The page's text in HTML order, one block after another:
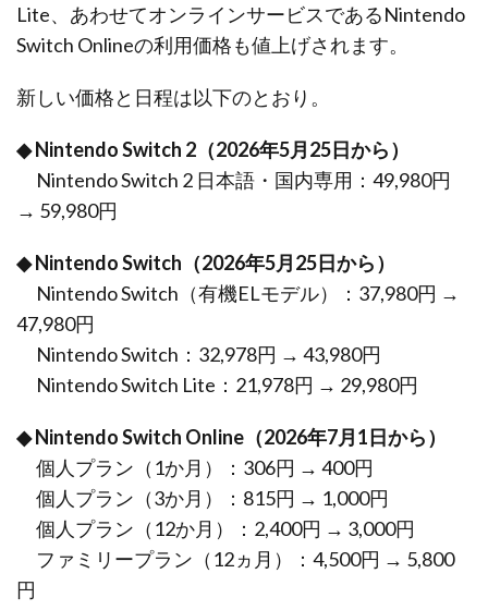
Lite、あわせてオンラインサービスであるNintendo
Switch Onlineの利用価格も値上げされます。
新しい価格と日程は以下のとおり。
◆ Nintendo Switch 2（2026年5月25日から）
Nintendo Switch 2 日本語・国内専用：49,980円
→ 59,980円
◆ Nintendo Switch（2026年5月25日から）
Nintendo Switch（有機ELモデル）：37,980円 →
47,980円
Nintendo Switch：32,978円 → 43,980円
Nintendo Switch Lite：21,978円 → 29,980円
◆ Nintendo Switch Online（2026年7月1日から）
個人プラン（1か月）：306円 → 400円
個人プラン（3か月）：815円 → 1,000円
個人プラン（12か月）：2,400円 → 3,000円
ファミリープラン（12ヵ月）：4,500円 → 5,800
円